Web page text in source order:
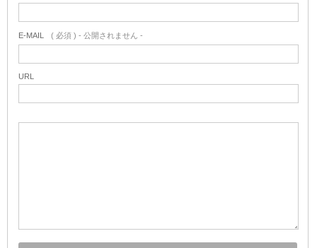
E-MAIL ( 必須 ) - 公開されません -
URL